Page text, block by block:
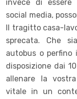
invece di essere
social media,
Il tragitto casa-
sprecata. Che
autobus o
disposizione dai
allenare la
vitale in un